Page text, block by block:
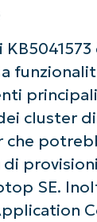
cluster
SE.